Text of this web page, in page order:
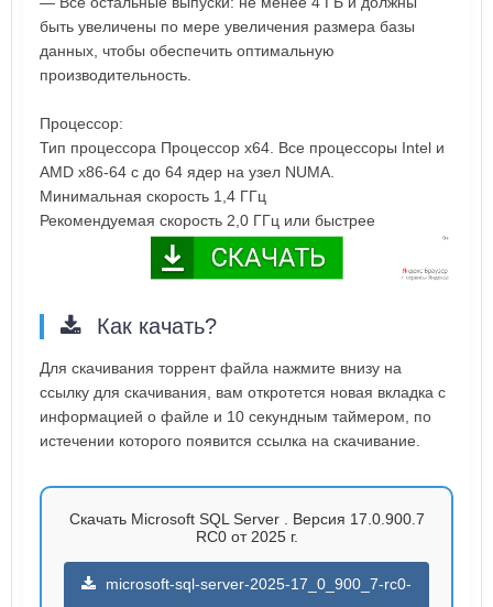
быть увеличены по мере увеличения размера базы
данных, чтобы обеспечить оптимальную
производительность.
Процессор:
Тип процессора Процессор x64. Все процессоры Intel и
AMD x86-64 с до 64 ядер на узел NUMA.
Минимальная скорость 1,4 ГГц
Рекомендуемая скорость 2,0 ГГц или быстрее
Как качать?
Для скачивания торрент файла нажмите внизу на
ссылку для скачивания, вам откротется новая вкладка с
информацией о файле и 10 секундным таймером, по
истечении которого появится ссылка на скачивание.
Скачать Microsoft SQL Server . Версия 17.0.900.7
RC0 от 2025 г.
microsoft-sql-server-2025-17_0_900_7-rc0-